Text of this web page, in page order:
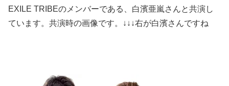
EXILE TRIBEのメンバーである、白濱亜嵐さんと共演し
ています。共演時の画像です。↓↓↓右が白濱さんですね